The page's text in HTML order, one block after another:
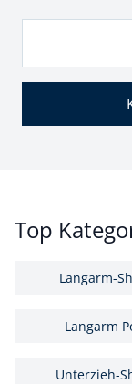
Top
Langarm-
Langarm
Unterzieh-